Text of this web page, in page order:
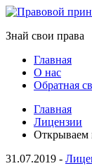
Знай свои права
Главная
О нас
Обратная
Главная
Лицензии
Открываем
31.07.2019 -